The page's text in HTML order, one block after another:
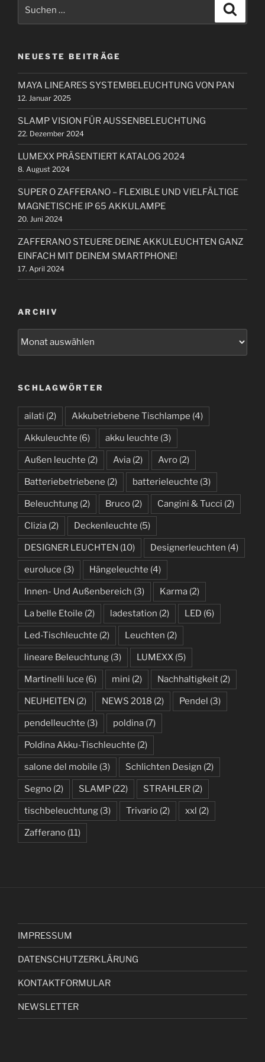
v
i
g
a
t
i
o
n
e
i
t
r
a
g
e
n
n
a
c
h
:
c
NEUESTE BEITRÄGE
MAYA LINEARES SYSTEMBELEUCHTUNG VON PAN
12. Januar 2025
SLAMP VISION FÜR AUSSENBELEUCHTUNG
22. Dezember 2024
LUMEXX PRÄSENTIERT KATALOG 2024
8. August 2024
SUPER O ZAFFERANO – FLEXIBLE UND VIELFÄLTIGE
MAGNETISCHE IP 65 AKKULAMPE
20. Juni 2024
ZAFFERANO STEUERE DEINE AKKULEUCHTEN GANZ
EINFACH MIT DEINEM SMARTPHONE!
17. April 2024
ARCHIV
i
v
SCHLAGWÖRTER
ailati (2) Akkubetriebene Tischlampe (4)
Akkuleuchte (6) akku leuchte (3)
Außen leuchte (2) Avia (2) Avro (2)
Batteriebetriebene (2) batterieleuchte (3)
Beleuchtung (2) Bruco (2) Cangini & Tucci (2)
Clizia (2) Deckenleuchte (5)
DESIGNER LEUCHTEN (10) Designerleuchten (4)
euroluce (3) Hängeleuchte (4)
Innen- Und Außenbereich (3) Karma (2)
La belle Etoile (2) ladestation (2) LED (6)
Led-Tischleuchte (2) Leuchten (2)
lineare Beleuchtung (3) LUMEXX (5)
Martinelli luce (6) mini (2) Nachhaltigkeit (2)
NEUHEITEN (2) NEWS 2018 (2) Pendel (3)
pendelleuchte (3) poldina (7)
Poldina Akku-Tischleuchte (2)
salone del mobile (3) Schlichten Design (2)
Segno (2) SLAMP (22) STRAHLER (2)
tischbeleuchtung (3) Trivario (2) xxl (2)
Zafferano (11)
IMPRESSUM
DATENSCHUTZERKLÄRUNG
KONTAKTFORMULAR
NEWSLETTER